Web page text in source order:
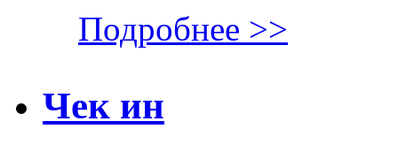
Подробнее >>
Чек ин